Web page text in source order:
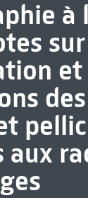
à
et
des
aux